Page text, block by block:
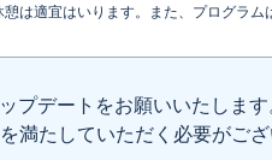
は適宜はいります。また、プログラム
デートをお願いいたします
満たしていただく必要がござ